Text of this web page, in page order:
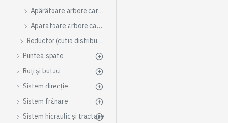
Apărătoare arbore cardanic
Aparatoare arbore cardanic și suport
Reductor (cutie distribuție)
Puntea spate
Roți și butuci
Sistem direcție
Sistem frânare
Sistem hidraulic și tractare